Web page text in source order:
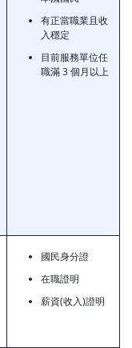
有正當職業且收
入穩定
目前服務單位任
職滿 3 個月以上
國民身分證
在職證明
薪資(收入)證明